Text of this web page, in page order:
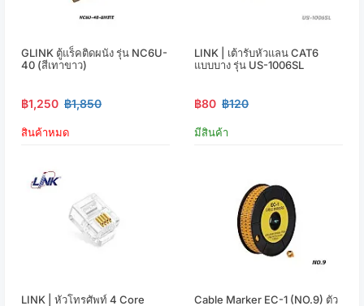
GLINK ตู้แร็คติดผนัง รุ่น NC6U-
40 (สีเทาขาว)
฿1,250 ฿1,850
สินค้าหมด
LINK | เต้ารับหัวแลน CAT6
แบบบาง รุ่น US-1006SL
฿80 ฿120
มีสินค้า
LINK | หัวโทรศัพท์ 4 Core
Cable Marker EC-1 (NO.9) ตัว